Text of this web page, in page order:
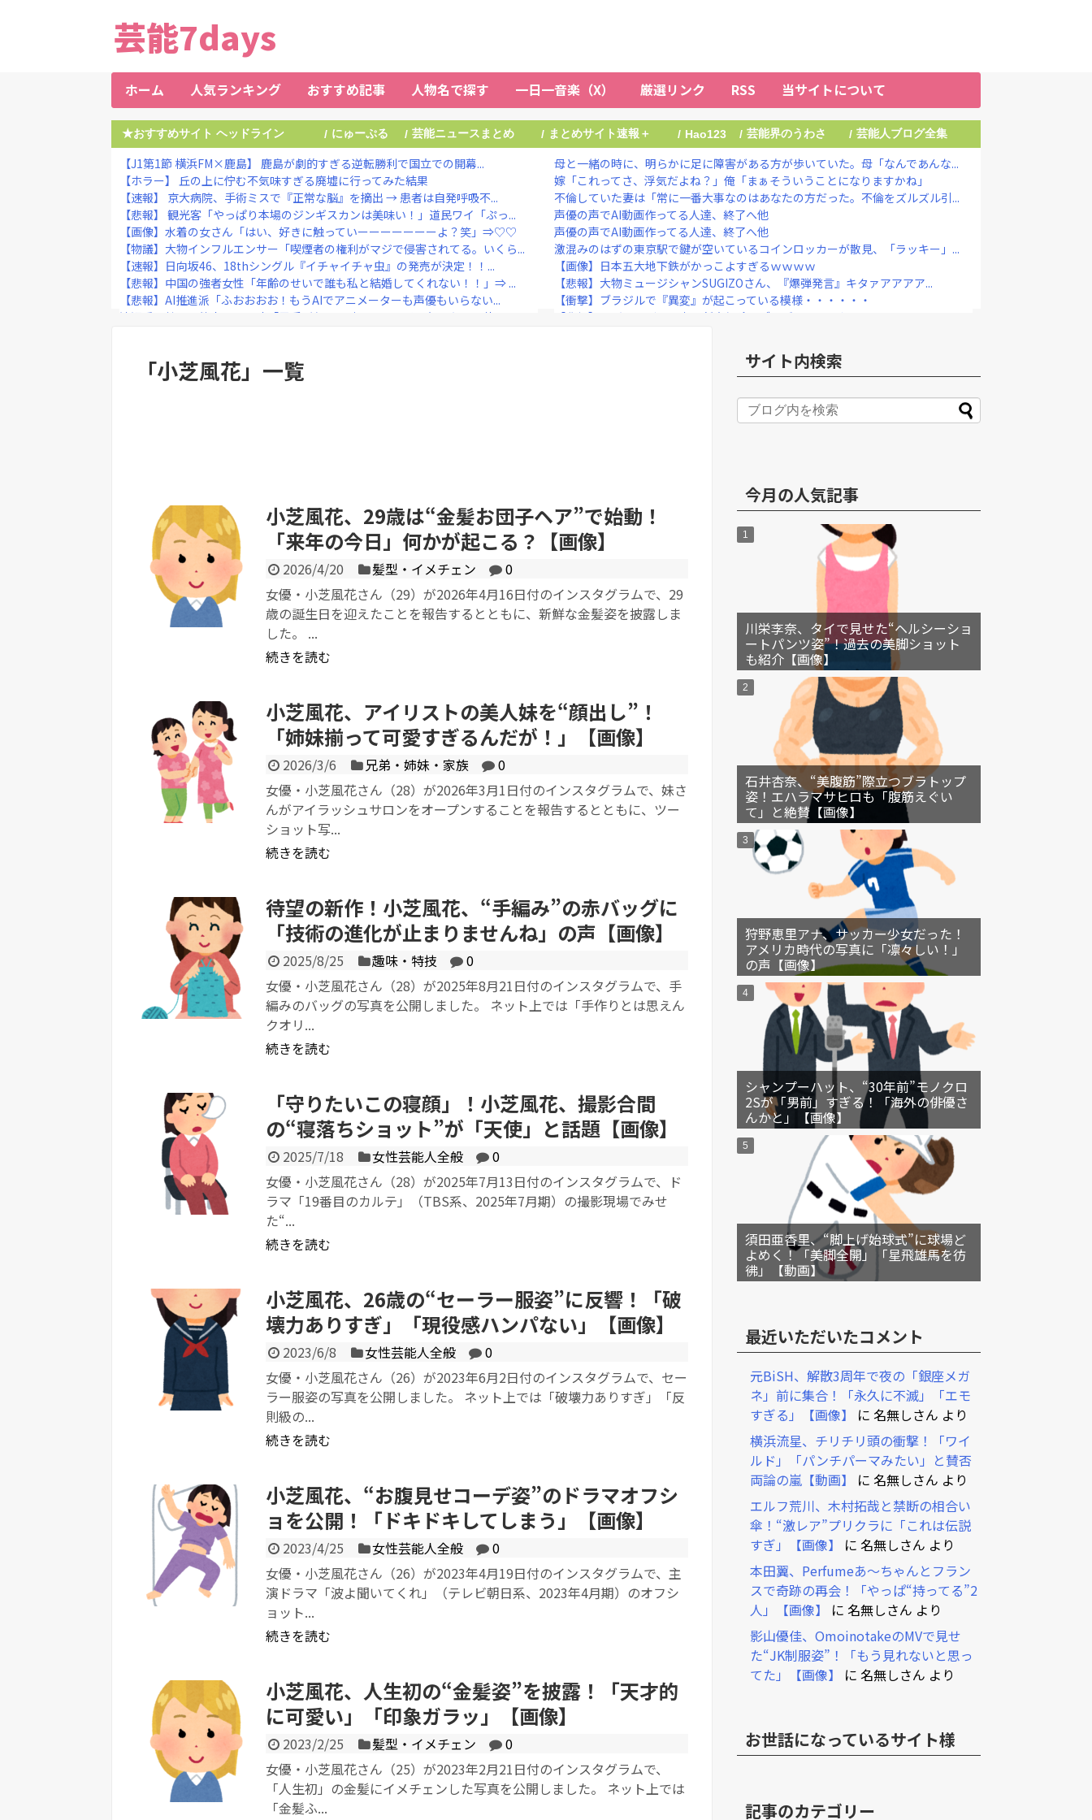
芸能7days
ホーム 人気ランキング おすすめ記事 人物名で探す 一日一音楽（X） 厳選リンク RSS 当サイトについて
★おすすめサイト ヘッドライン / にゅーぷる / 芸能ニュースまとめ / まとめサイト速報＋ / Hao123 / 芸能界のうわさ / 芸能人ブログ全集
【J1第1節 横浜FM×鹿島】 鹿島が劇的すぎる逆転勝利で国立での開幕...
【ホラー】 丘の上に佇む不気味すぎる廃墟に行ってみた結果
【速報】 京大病院、手術ミスで『正常な脳』を摘出 → 患者は自発呼吸不...
【悲報】 観光客「やっぱり本場のジンギスカンは美味い！」道民ワイ「ぷっ...
【画像】水着の女さん「はい、好きに触っていーーーーーーーよ？笑」⇒♡♡
【物議】大物インフルエンサー「喫煙者の権利がマジで侵害されてる。いくら...
【速報】日向坂46、18thシングル『イチャイチャ虫』の発売が決定！！...
【悲報】中国の強者女性「年齢のせいで誰も私と結婚してくれない！！」⇒ ...
【悲報】AI推進派「ふおおおお！もうAIでアニメーターも声優もいらない...
滝沢秀明社長、熊本入り示唆「男手が必要。時間を見つけて行きたい」他
母と一緒の時に、明らかに足に障害がある方が歩いていた。母「なんであんな...
嫁「これってさ、浮気だよね？」俺「まぁそういうことになりますかね」
不倫していた妻は「常に一番大事なのはあなたの方だった。不倫をズルズル引...
声優の声でAI動画作ってる人達、終了へ他
声優の声でAI動画作ってる人達、終了へ他
激混みのはずの東京駅で鍵が空いているコインロッカーが散見、「ラッキー」...
【画像】日本五大地下鉄がかっこよすぎるｗｗｗｗ
【悲報】大物ミュージシャンSUGIZOさん、『爆弾発言』キタァアアアア...
【衝撃】ブラジルで『異変』が起こっている模様・・・・・・
【悲報】カズレーザー、車の任意保険にブチギレてしまう！！！！！！
鈴木紗理奈「旅行を考えていた方はやめずに、それが支援」 被災地・熊本へ...
「小芝風花」 一覧
小芝風花、29歳は“金髪お団子ヘア”で始動！
「来年の今日」何かが起こる？【画像】
2026/4/20 髪型・イメチェン
0
女優・小芝風花さん（29）が2026年4月16日付のインスタグラムで、29
歳の誕生日を迎えたことを報告するとともに、新鮮な金髪姿を披露しま
した。 ...
続きを読む
小芝風花、アイリストの美人妹を“顔出し”！
「姉妹揃って可愛すぎるんだが！」【画像】
2026/3/6 兄弟・姉妹・家族
0
女優・小芝風花さん（28）が2026年3月1日付のインスタグラムで、妹さ
んがアイラッシュサロンをオープンすることを報告するとともに、ツー
ショット写...
続きを読む
待望の新作！小芝風花、“手編み”の赤バッグに
「技術の進化が止まりませんね」の声【画像】
2025/8/25 趣味・特技
0
女優・小芝風花さん（28）が2025年8月21日付のインスタグラムで、手
編みのバッグの写真を公開しました。 ネット上では「手作りとは思えん
クオリ...
続きを読む
「守りたいこの寝顔」！小芝風花、撮影合間
の“寝落ちショット”が「天使」と話題【画像】
2025/7/18 女性芸能人全般
0
女優・小芝風花さん（28）が2025年7月13日付のインスタグラムで、ド
ラマ「19番目のカルテ」（TBS系、2025年7月期）の撮影現場でみせ
た“...
続きを読む
小芝風花、26歳の“セーラー服姿”に反響！「破
壊力ありすぎ」「現役感ハンパない」【画像】
2023/6/8 女性芸能人全般
0
女優・小芝風花さん（26）が2023年6月2日付のインスタグラムで、セー
ラー服姿の写真を公開しました。 ネット上では「破壊力ありすぎ」「反
則級の...
続きを読む
小芝風花、“お腹見せコーデ姿”のドラマオフシ
ョを公開！「ドキドキしてしまう」【画像】
2023/4/25 女性芸能人全般
0
女優・小芝風花さん（26）が2023年4月19日付のインスタグラムで、主
演ドラマ「波よ聞いてくれ」（テレビ朝日系、2023年4月期）のオフシ
ョット...
続きを読む
小芝風花、人生初の“金髪姿”を披露！「天才的
に可愛い」「印象ガラッ」【画像】
2023/2/25 髪型・イメチェン
0
女優・小芝風花さん（25）が2023年2月21日付のインスタグラムで、
「人生初」の金髪にイメチェンした写真を公開しました。 ネット上では
「金髪ふ...
サイト内検索
今月の人気記事
川栄李奈、タイで見せた“ヘルシーショ
ートパンツ姿”！過去の美脚ショット
も紹介【画像】
石井杏奈、“美腹筋”際立つブラトップ
姿！エハラマサヒロも「腹筋えぐい
て」と絶賛【画像】
狩野恵里アナ、サッカー少女だった！
アメリカ時代の写真に「凛々しい！」
の声【画像】
シャンプーハット、“30年前”モノクロ
2Sが「男前」すぎる！「海外の俳優さ
んかと」【画像】
須田亜香里、“脚上げ始球式”に球場ど
よめく！「美脚全開」「星飛雄馬を彷
彿」【動画】
最近いただいたコメント
元BiSH、解散3周年で夜の「銀座メガ
ネ」前に集合！「永久に不滅」「エモ
すぎる」【画像】
に 名無しさん より
横浜流星、チリチリ頭の衝撃！「ワイ
ルド」「パンチパーマみたい」と賛否
両論の嵐【動画】
に 名無しさん より
エルフ荒川、木村拓哉と禁断の相合い
傘！“激レア”プリクラに「これは伝説
すぎ」【画像】
に 名無しさん より
本田翼、Perfumeあ～ちゃんとフラン
スで奇跡の再会！「やっぱ“持ってる”2
人」【画像】
に 名無しさん より
影山優佳、OmoinotakeのMVで見せ
た“JK制服姿”！「もう見れないと思っ
てた」【画像】
に 名無しさん より
お世話になっているサイト様
記事のカテゴリー